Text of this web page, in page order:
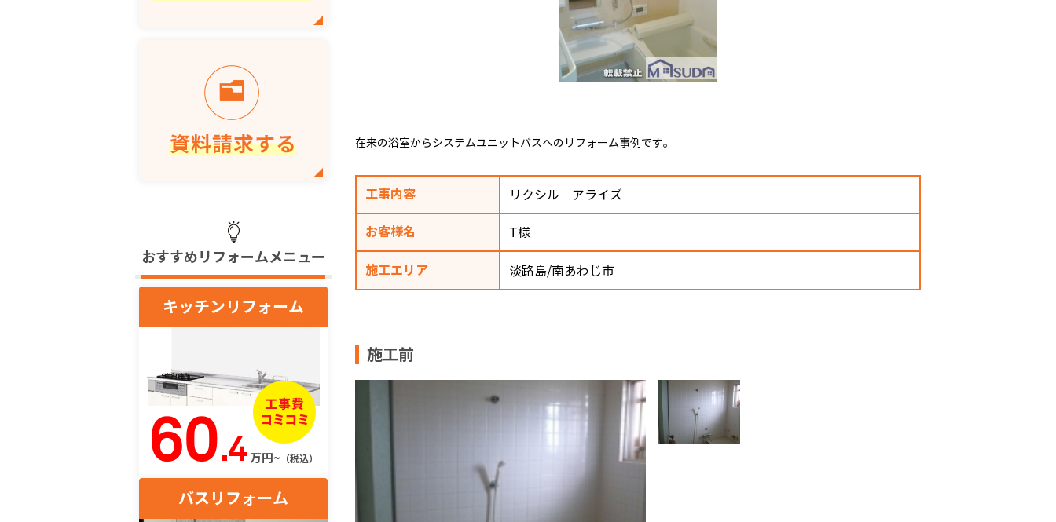
在来の浴室からシステムユニットバスへのリフォーム事例です。
工事内容 リクシル アライズ
お客様名 T様
施工エリア 淡路島/南あわじ市
施工前
おすすめリフォームメニュー
キッチンリフォーム
60.4万円~ （税込）
バスリフォーム